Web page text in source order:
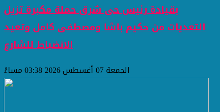
بقيادة رئيس حى شرق حملة مكبرة تزيل
التعديات من حكيم باشا ومصطفى كامل وتعيد
الانضباط للشارع
الجمعة 07 أغسطس 2026 03:38 مساءً